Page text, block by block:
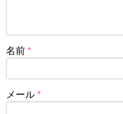
名前 *
メール *